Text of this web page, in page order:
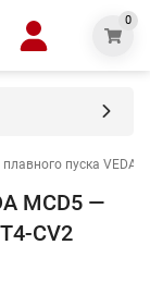
0
пуска VEDA
MCD5 —
CV2